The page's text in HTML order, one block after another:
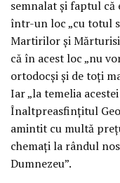
semnalat și faptul că
într-un loc „cu totul
Martirilor și
că în acest loc „nu
ortodocși și de toți
Iar „la temelia
Înaltpreasfințitul
amintit cu multă
chemați la rândul
Dumnezeu”.